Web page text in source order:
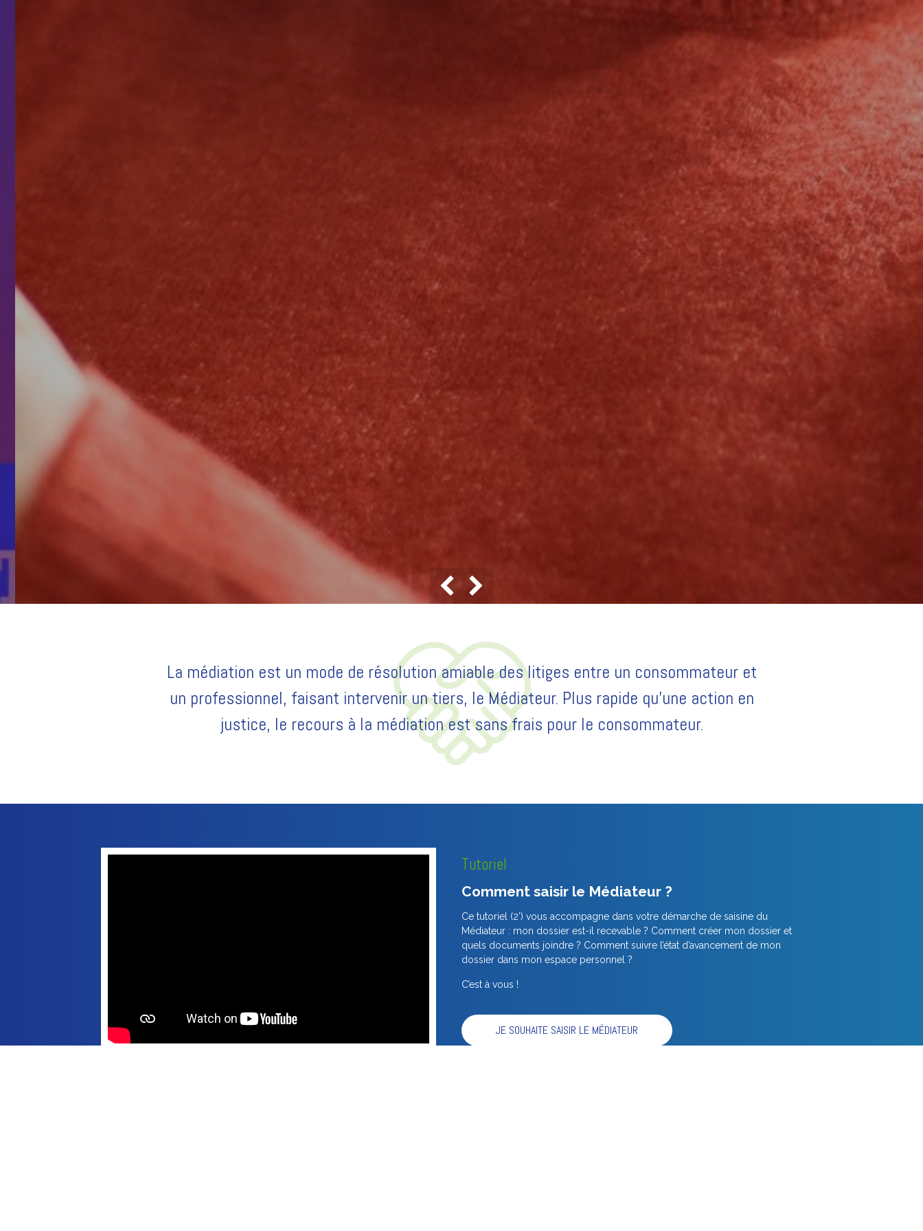
La médiation est un mode de résolution amiable des litiges entre un consommateur et
un professionnel, faisant intervenir un tiers, le Médiateur. Plus rapide qu'une action en
justice, le recours à la médiation est sans frais pour le consommateur.
Tutoriel
Comment saisir le Médiateur ?
Ce tutoriel (2’) vous accompagne dans votre démarche de saisine du
Médiateur : mon dossier est-il recevable ? Comment créer mon dossier et
quels documents joindre ? Comment suivre l’état d’avancement de mon
dossier dans mon espace personnel ?
C’est à vous !
JE SOUHAITE SAISIR LE MÉDIATEUR